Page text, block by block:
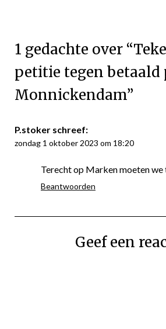
1 gedachte over “
petitie tegen betaald
Monnickendam”
P.stoker schreef:
zondag 1 oktober 2023 om 18:20
Terecht op Marken moeten we
Beantwoorden
Geef een